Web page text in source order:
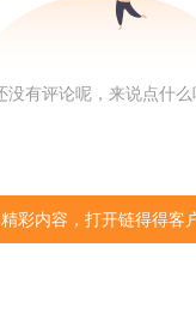
未发起过有关虚拟
到市民查询，指有虚
没有评论呢，来说点什么
彩内容，打开链得得客